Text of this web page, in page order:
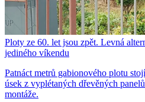
Ploty ze 60. let jsou zpět. Levná
jediného víkendu
Patnáct metrů gabionového plotu
úsek z vyplétaných dřevěných
montáže.